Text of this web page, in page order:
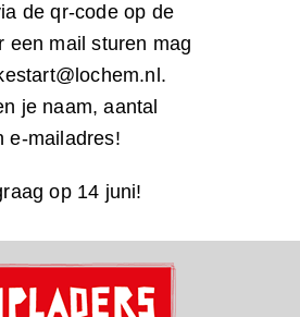
de qr-code op de
een mail sturen mag
je naam, aantal
e-mailadres!
op 14 juni!